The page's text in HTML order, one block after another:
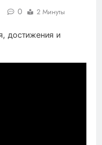
0 2 Минуты